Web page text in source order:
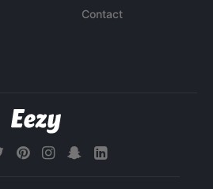
Contact